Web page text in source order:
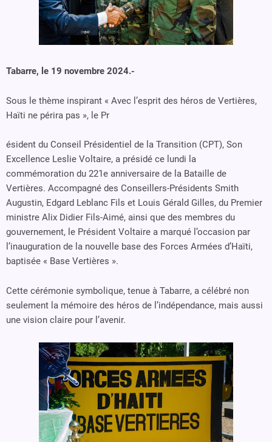
Tabarre, le 19 novembre 2024.-
Sous le thème inspirant « Avec l’esprit des héros de Vertières,
Haïti ne périra pas », le Pr
ésident du Conseil Présidentiel de la Transition (CPT), Son
Excellence Leslie Voltaire, a présidé ce lundi la
commémoration du 221e anniversaire de la Bataille de
Vertières. Accompagné des Conseillers-Présidents Smith
Augustin, Edgard Leblanc Fils et Louis Gérald Gilles, du Premier
ministre Alix Didier Fils-Aimé, ainsi que des membres du
gouvernement, le Président Voltaire a marqué l’occasion par
l’inauguration de la nouvelle base des Forces Armées d’Haïti,
baptisée « Base Vertières ».
Cette cérémonie symbolique, tenue à Tabarre, a célébré non
seulement la mémoire des héros de l’indépendance, mais aussi
une vision claire pour l’avenir.